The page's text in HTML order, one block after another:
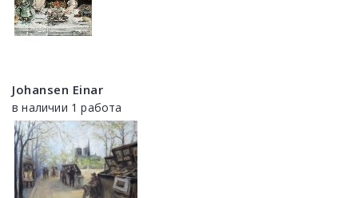
Johansen Einar
в наличии 1 работа